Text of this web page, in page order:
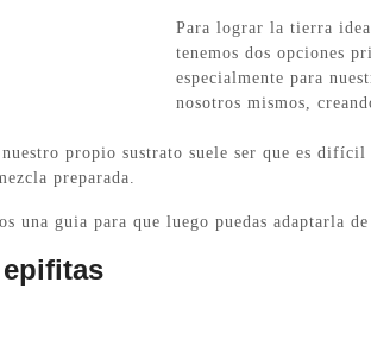
Para lograr la tierra
tenemos dos opciones
especialmente para
nosotros mismos,
propio sustrato suele ser que es
preparada.
guia para que luego puedas adaptarla de